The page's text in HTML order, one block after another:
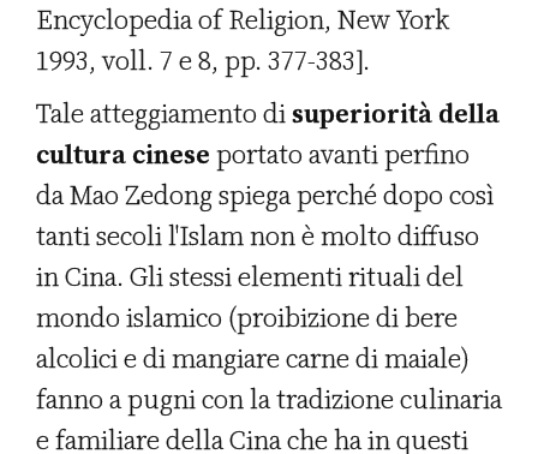
Encyclopedia of Religion, New York
1993, voll. 7 e 8, pp. 377-383].
Tale atteggiamento disuperiorità della
cultura cinese portato avanti perfino
da Mao Zedong spiega perché dopo così
tanti secoli l'Islam non è molto diffuso
in Cina. Gli stessi elementi rituali del
mondo islamico (proibizione di bere
alcolici e di mangiare carne di maiale)
fanno a pugni con la tradizione culinaria
e familiare della Cina che ha in questi